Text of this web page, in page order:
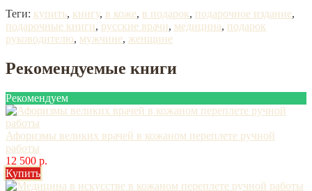
Теги: купить, книгу, в коже, в подарок, подарочное издание,
подарочные книги, русские врачи, медицина, подарок
руководителю, мужчине, женщине
Рекомендуемые книги
Рекомендуем
Афоризмы великих врачей в кожаном переплете ручной
работы
12 500 р.
Купить